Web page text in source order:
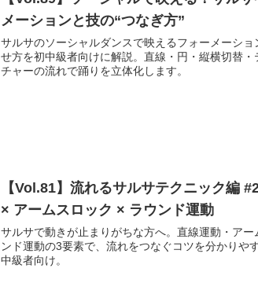
メーションと技の“つなぎ方”
サルサのソーシャルダンスで映えるフォーメーショ
せ方を初中級者向けに解説。直線・円・縦横切替・
チャーの流れで踊りを立体化します。
【Vol.81】流れるサルサテクニック編
× アームスロック × ラウンド運動
サルサで動きが止まりがちな方へ。直線運動・アー
ンド運動の3要素で、流れをつなぐコツを分かりや
中級者向け。